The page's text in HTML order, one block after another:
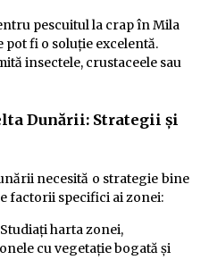
pescuitul la crap în Mila
fi o soluție excelentă.
insectele, crustaceele sau
Dunării: Strategii și
necesită o strategie bine
factorii specifici ai zonei:
Studiați harta zonei,
cu vegetație bogată și